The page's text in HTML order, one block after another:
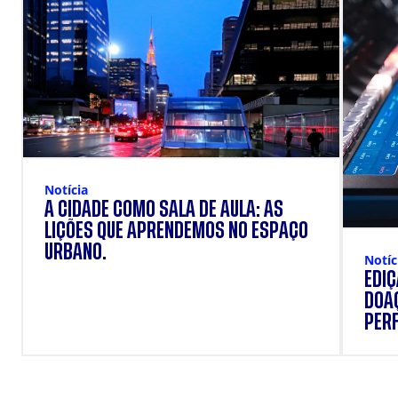
Notícia
A CIDADE COMO SALA DE AULA: AS
LIÇÕES QUE APRENDEMOS NO ESPAÇO
URBANO.